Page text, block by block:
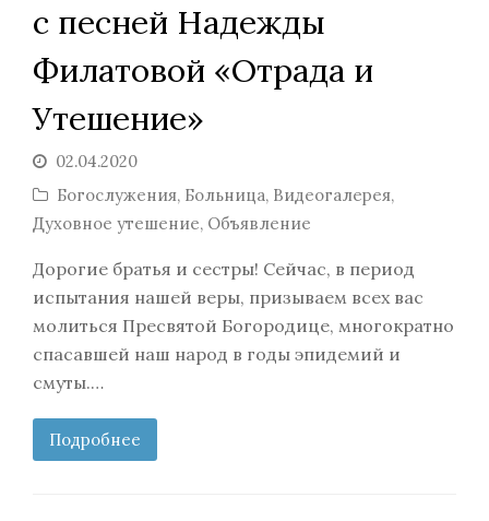
с песней Надежды
Филатовой «Отрада и
Утешение»
02.04.2020
Богослужения, Больница, Видеогалерея,
Духовное утешение, Объявление
Дорогие братья и сестры! Сейчас, в период
испытания нашей веры, призываем всех вас
молиться Пресвятой Богородице, многократно
спасавшей наш народ в годы эпидемий и
смуты.…
Подробнее